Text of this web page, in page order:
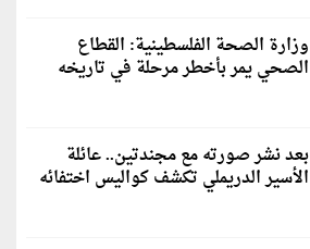
وزارة الصحة الفلسطينية: القطاع
الصحي يمر بأخطر مرحلة في تاريخه
بعد نشر صورته مع مجندتين.. عائلة
الأسير الدريملي تكشف كواليس اختفائه